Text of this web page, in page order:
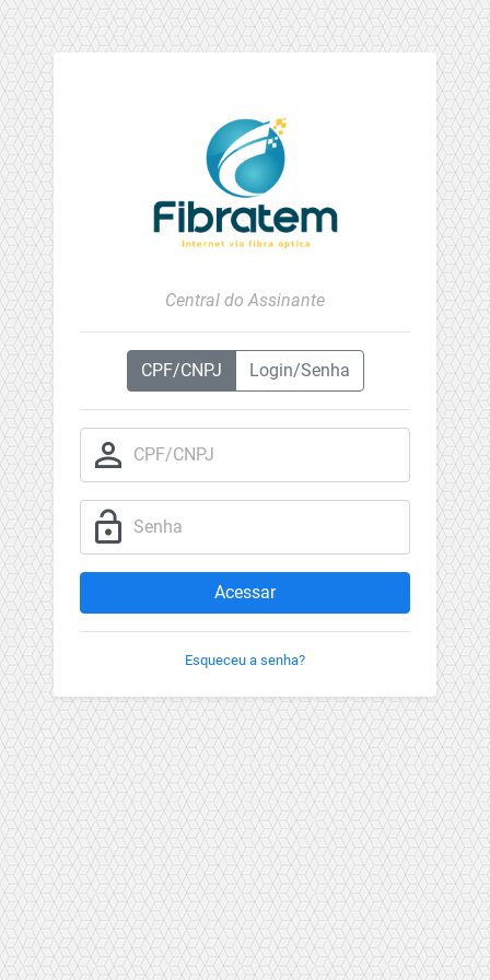
Central do Assinante
CPF/CNPJ Login/Senha
person_outline CPF/CNPJ
lock_open Senha
Acessar
Esqueceu a senha?